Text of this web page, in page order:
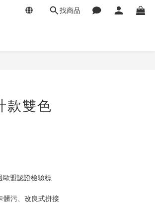
找商品
款雙色
歐盟認證檢驗標
髒污、改良式拼接